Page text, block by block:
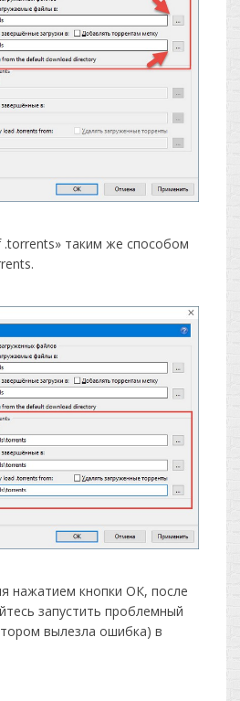
.torrents» таким же способом
нажатием кнопки ОК, после
запустить проблемный
вылезла ошибка) в